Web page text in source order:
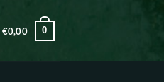
€0,00 0